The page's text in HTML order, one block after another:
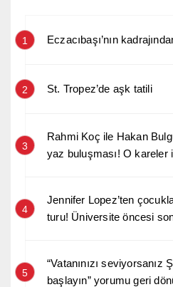
1 Eczacıbaşı’nın
2 St. Tropez’de aşk tatili
3
Rahmi Koç ile Hakan
yaz buluşması! O kareler
4
Jennifer Lopez’ten
turu! Üniversite öncesi
5
“Vatanınızı seviyorsanız
başlayın” yorumu geri